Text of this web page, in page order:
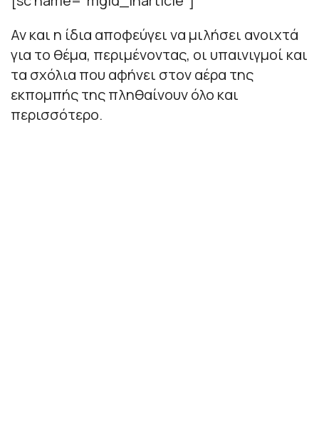
Αν και η ίδια αποφεύγει να μιλήσει ανοιχτά
για το θέμα, περιμένοντας, οι υπαινιγμοί και
τα σχόλια που αφήνει στον αέρα της
εκπομπής της πληθαίνουν όλο και
περισσότερο.